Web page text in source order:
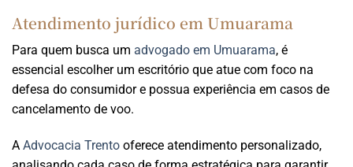
Atendimento jurídico em Umuarama
Para quem busca um advogado em Umuarama, é
essencial escolher um escritório que atue com foco na
defesa do consumidor e possua experiência em casos de
cancelamento de voo.
A Advocacia Trento oferece atendimento personalizado,